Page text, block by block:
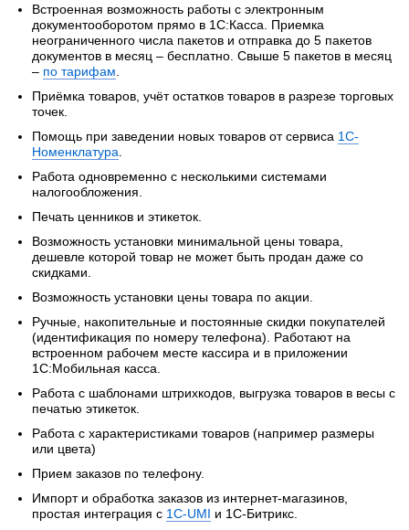
Встроенная возможность работы с электронным
документооборотом прямо в 1С:Касса. Приемка
неограниченного числа пакетов и отправка до 5 пакетов
документов в месяц – бесплатно. Свыше 5 пакетов в месяц
– по тарифам
Приёмка товаров, учёт остатков товаров в разрезе торговых
точек.
Помощь при заведении новых товаров от сервиса 1С-
Номенклатура
Работа одновременно с несколькими системами
налогообложения.
Печать ценников и этикеток.
Возможность установки минимальной цены товара,
дешевле которой товар не может быть продан даже со
скидками.
Возможность установки цены товара по акции.
Ручные, накопительные и постоянные скидки покупателей
(идентификация по номеру телефона). Работают на
встроенном рабочем месте кассира и в приложении
1С:Мобильная касса.
Работа с шаблонами штрихкодов, выгрузка товаров в весы с
печатью этикеток.
Работа с характеристиками товаров (например размеры
или цвета)
Прием заказов по телефону.
Импорт и обработка заказов из интернет-магазинов,
простая интеграция с 1С-UMI и 1С-Битрикс.